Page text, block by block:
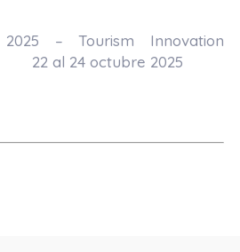
– Tourism Innovation
24 octubre 2025